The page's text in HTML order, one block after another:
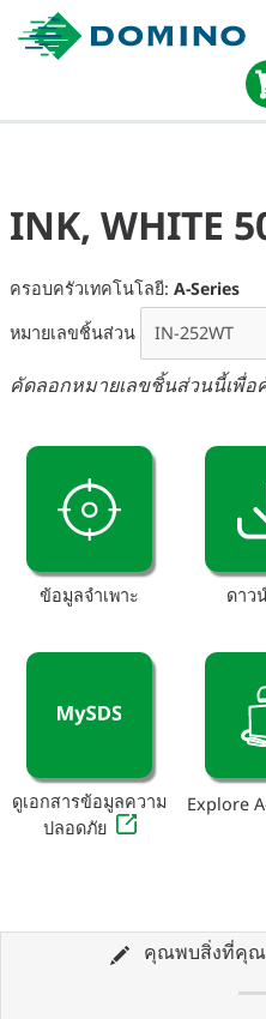
INK, WHITE
ครอบครัวเทคโนโลยี: A-Series
หมายเลขชิ้นส่วน
คัดลอกหมายเลขชิ้นส่วนนี้เพื่อ
ข้อมูลจำเพาะ ดาว
ดูเอกสารข้อมูลความ
ปลอดภัย
Explore
คุณพบสิ่งที่คุณ